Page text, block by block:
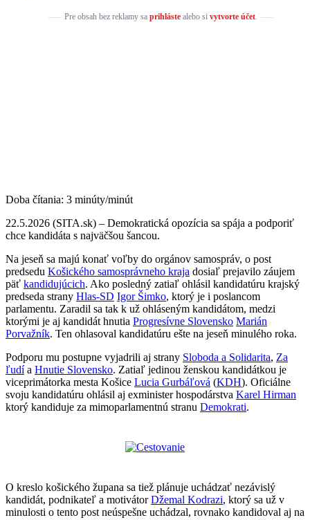
Pre obsah bez reklamy sa prihlástealebo si vytvorte účet.
Doba čítania: 3 minúty/minút
22.5.2026 (SITA.sk) – Demokratická opozícia sa spája a podporiť
chce kandidáta s najväčšou šancou.
Na jeseň sa majú konať voľby do orgánov samospráv, o post
predsedu Košického samosprávneho kraja dosiaľ prejavilo záujem
päť kandidujúcich. Ako posledný zatiaľ ohlásil kandidatúru krajský
predseda strany Hlas-SD Igor Šimko, ktorý je i poslancom
parlamentu. Zaradil sa tak k už ohláseným kandidátom, medzi
ktorými je aj kandidát hnutia Progresívne Slovensko Marián
Porvažník. Ten ohlasoval kandidatúru ešte na jeseň minulého roka.
Podporu mu postupne vyjadrili aj strany Sloboda a Solidarita, Za
ľudía Hnutie Slovensko. Zatiaľ jedinou ženskou kandidátkou je
viceprimátorka mesta Košice Lucia Gurbáľová (KDH). Oficiálne
svoju kandidatúru ohlásil aj exminister hospodárstva Karel Hirman
ktorý kandiduje za mimoparlamentnú stranu Demokrati.
O kreslo košického župana sa tiež plánuje uchádzať nezávislý
kandidát, podnikateľ a motivátorDžemal Kodrazi, ktorý sa už v
minulosti o tento post neúspešne uchádzal, rovnako kandidoval aj na